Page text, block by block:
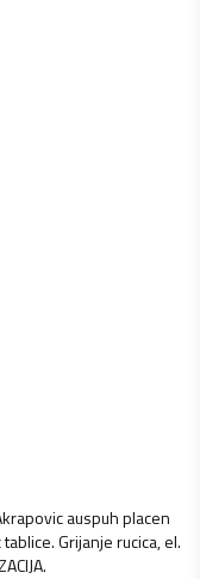
auspuh placen
Grijanje rucica, el.